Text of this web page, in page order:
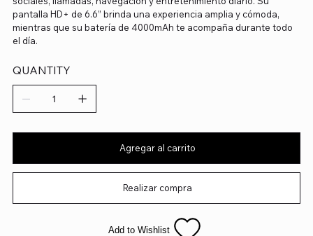
pantalla HD+ de 6.6” brinda una experiencia amplia y cómoda,
mientras que su batería de 4000mAh te acompaña durante todo
el día.
QUANTITY
Agregar al carrito
Realizar compra
Add to Wishlist